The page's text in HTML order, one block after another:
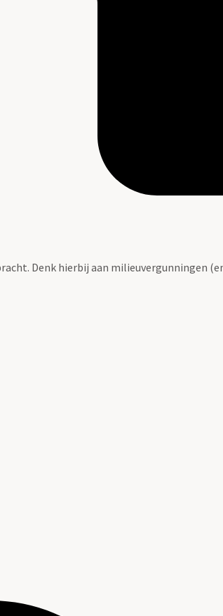
Denk hierbij aan milieuvergunningen